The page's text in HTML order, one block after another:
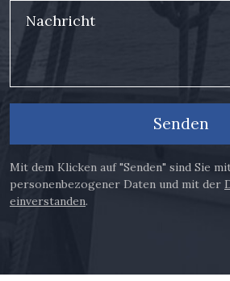
Nachricht
Senden
Mit dem Klicken auf "Senden" sind Sie
personenbezogener Daten und mit der
einverstanden.